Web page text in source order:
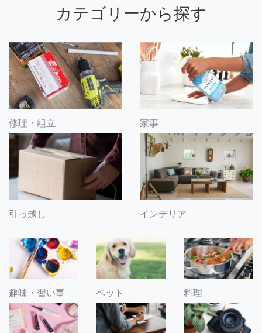
カテゴリーから探す
修理・組立 家事
引っ越し インテリア
趣味・習い事 ペット 料理